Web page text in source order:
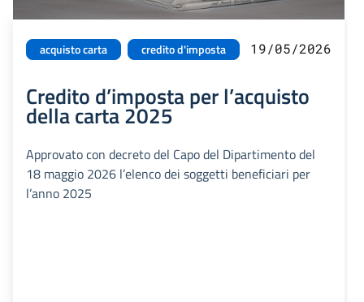
acquisto carta credito d'imposta 19/05/2026
Credito d’imposta per l’acquisto
della carta 2025
Approvato con decreto del Capo del Dipartimento del
18 maggio 2026 l’elenco dei soggetti beneficiari per
l’anno 2025